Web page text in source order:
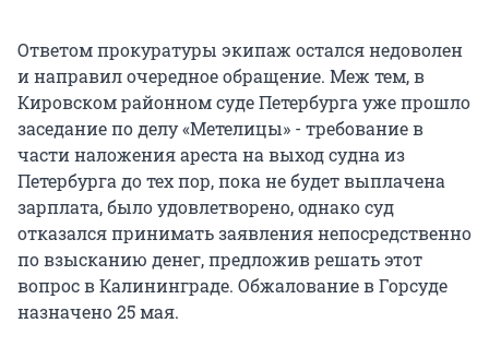
Ответом прокуратуры экипаж остался недоволен
и направил очередное обращение. Меж тем, в
Кировском районном суде Петербурга уже прошло
заседание по делу «Метелицы» - требование в
части наложения ареста на выход судна из
Петербурга до тех пор, пока не будет выплачена
зарплата, было удовлетворено, однако суд
отказался принимать заявления непосредственно
по взысканию денег, предложив решать этот
вопрос в Калининграде. Обжалование в Горсуде
назначено 25 мая.